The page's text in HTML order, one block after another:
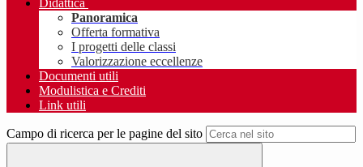
Didattica
Panoramica
Offerta formativa
I progetti delle classi
Valorizzazione eccellenze
Documenti utili
Modulistica e Crediti
Link utili
Campo di ricerca per le pagine del sito